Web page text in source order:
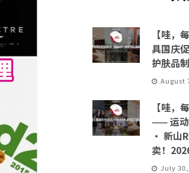
【哇，
具国庆
护肤品
August
【哇，
—— 运动
· 新山
卖！
July